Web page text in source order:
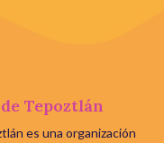
Tepoztlán
es una organización